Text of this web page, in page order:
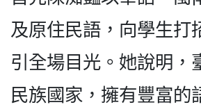
及原住民語，向學生打
引全場目光。她說明，
民族國家，擁有豐富的